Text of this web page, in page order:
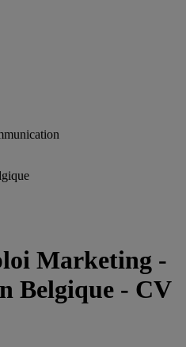
Marketing -
Belgique - CV